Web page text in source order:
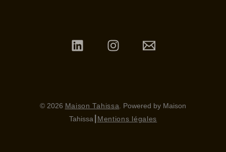
© 2026 Maison Tahissa. Powered by Maison
Tahissa┃ Mentions légales